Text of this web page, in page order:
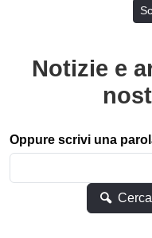
Notizie e
Oppure scrivi una